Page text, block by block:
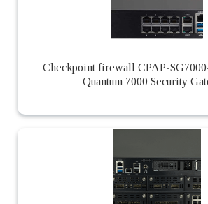
Checkpoint firewall CPAP-
Quantum 7000 Security